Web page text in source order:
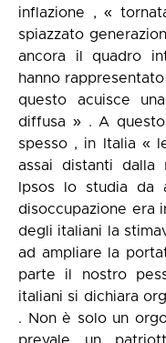
inflazione , «
spiazzato
ancora il quadro
hanno
questo acuisce
diffusa » . A
spesso , in Italia «
assai distanti
Ipsos lo studia da
disoccupazione era
degli italiani la
ad ampliare la
parte il nostro
italiani si dichiara
. Non è solo un